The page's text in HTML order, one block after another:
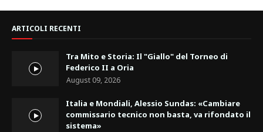
ARTICOLI RECENTI
Tra Mito e Storia: Il "Giallo" del Torneo di
Federico II a Oria
August 09, 2026
Italia e Mondiali, Alessio Sundas: «Cambiare
commissario tecnico non basta, va rifondato il
sistema»